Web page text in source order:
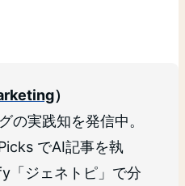
）
の実践知を発信中。
でAI記事を執
「ジェネトピ」で分